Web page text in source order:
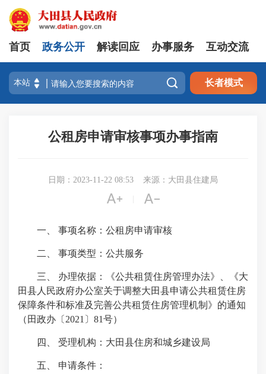
首页 政务公开 解读回应 办事服务 互动交流
 长者模式
公租房申请审核事项办事指南
日期：2023-11-22 08:53 来源：大田县住建局
 
一、 事项名称：公租房申请审核
二、 事项类型：公共服务
三、 办理依据：《公共租赁住房管理办法》、《大
田县人民政府办公室关于调整大田县申请公共租赁住房
保障条件和标准及完善公共租赁住房管理机制》的通知
（田政办〔2021〕81号）
四、 受理机构：大田县住房和城乡建设局
五、 申请条件：